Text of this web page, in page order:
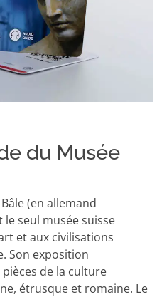
du Musée
(en allemand
le seul musée suisse
et aux civilisations
Son exposition
de la culture
étrusque et romaine. Le